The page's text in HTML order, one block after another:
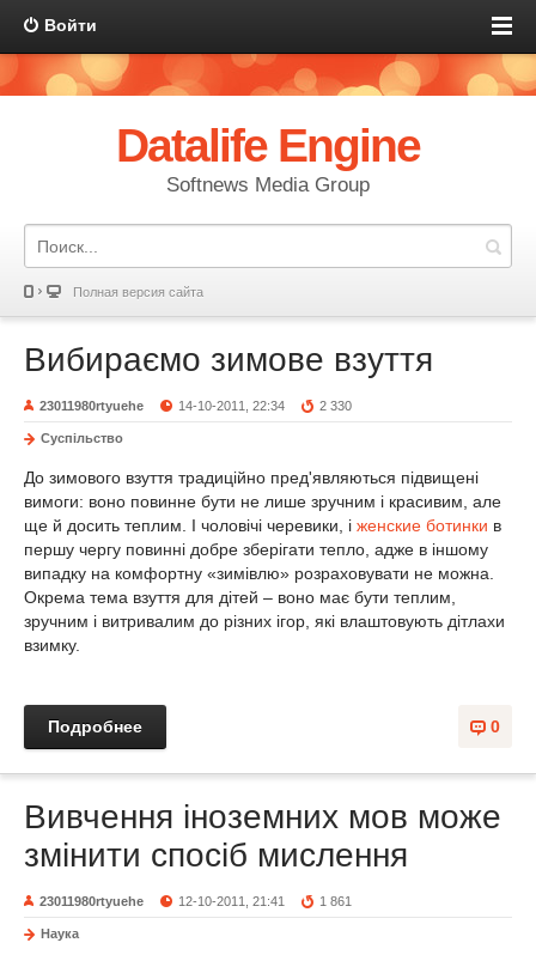
Войти
Datalife Engine
Softnews Media Group
Полная версия сайта
Вибираємо зимове взуття
23011980rtyuehe 14-10-2011, 22:34 2 330
Суспільство
До зимового взуття традиційно пред'являються підвищені
вимоги: воно повинне бути не лише зручним і красивим, але
ще й досить теплим. І чоловічі черевики, і женские ботинки в
першу чергу повинні добре зберігати тепло, адже в іншому
випадку на комфортну «зимівлю» розраховувати не можна.
Окрема тема взуття для дітей – воно має бути теплим,
зручним і витривалим до різних ігор, які влаштовують дітлахи
взимку.
0
Подробнее
Вивчення іноземних мов може
змінити спосіб мислення
23011980rtyuehe 12-10-2011, 21:41 1 861
Наука